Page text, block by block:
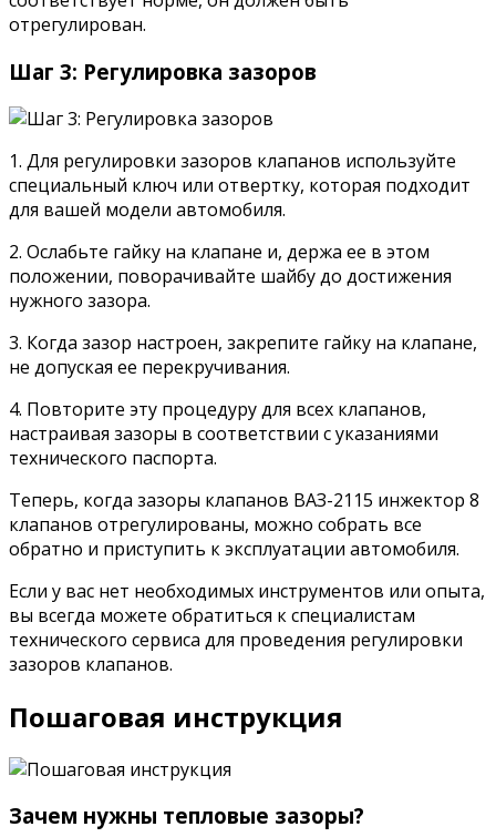
отрегулирован.
Шаг 3: Регулировка зазоров
1. Для регулировки зазоров клапанов используйте
специальный ключ или отвертку, которая подходит
для вашей модели автомобиля.
2. Ослабьте гайку на клапане и, держа ее в этом
положении, поворачивайте шайбу до достижения
нужного зазора.
3. Когда зазор настроен, закрепите гайку на клапане,
не допуская ее перекручивания.
4. Повторите эту процедуру для всех клапанов,
настраивая зазоры в соответствии с указаниями
технического паспорта.
Теперь, когда зазоры клапанов ВАЗ-2115 инжектор 8
клапанов отрегулированы, можно собрать все
обратно и приступить к эксплуатации автомобиля.
Если у вас нет необходимых инструментов или опыта,
вы всегда можете обратиться к специалистам
технического сервиса для проведения регулировки
зазоров клапанов.
Пошаговая инструкция
Зачем нужны тепловые зазоры?